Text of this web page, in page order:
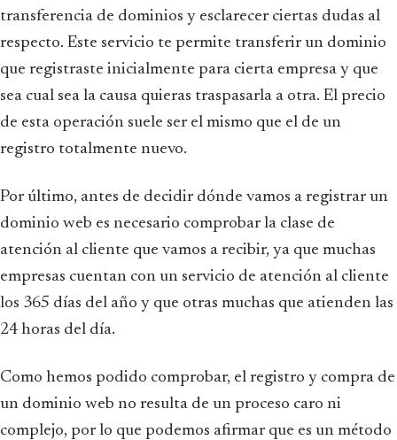
transferencia de dominios y esclarecer ciertas dudas al
respecto. Este servicio te permite transferir un dominio
que registraste inicialmente para cierta empresa y que
sea cual sea la causa quieras traspasarla a otra. El precio
de esta operación suele ser el mismo que el de un
registro totalmente nuevo.
Por último, antes de decidir dónde vamos a registrar un
dominio web es necesario comprobar la clase de
atención al cliente que vamos a recibir, ya que muchas
empresas cuentan con un servicio de atención al cliente
los 365 días del año y que otras muchas que atienden las
24 horas del día.
Como hemos podido comprobar, el registro y compra de
un dominio web no resulta de un proceso caro ni
complejo, por lo que podemos afirmar que es un método